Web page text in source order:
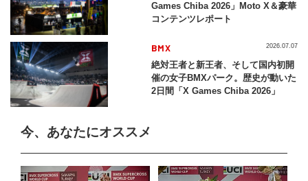
Games Chiba 2026」Moto X＆豪華
コンテンツレポート
BMX
絶対王者と新王者、そして国内初開
催の女子BMXパーク。歴史が動いた
2日間「X Games Chiba 2026」
2026.07.07
今、あなたにオススメ